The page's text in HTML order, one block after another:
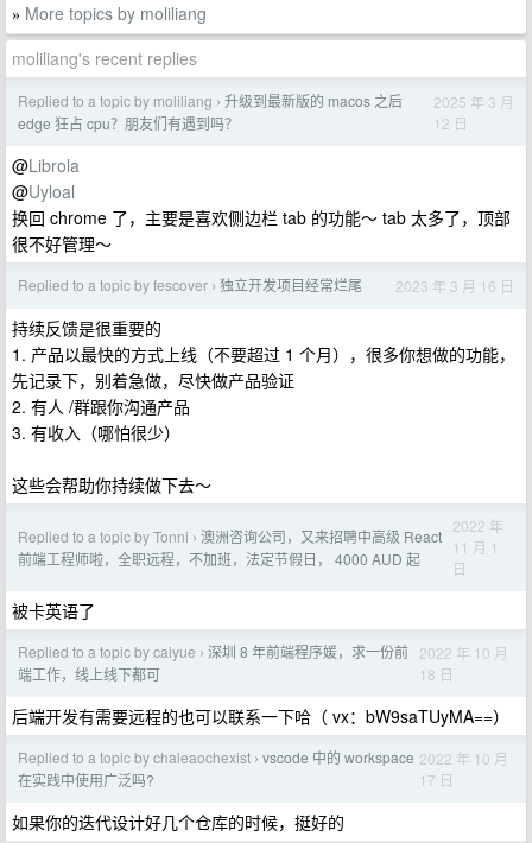
» More topics by moliliang
moliliang's recent replies
Replied to a topic by moliliang › 升级到最新版的 macos 之后
edge 狂占 cpu？朋友们有遇到吗？
2025 年 3 月
12 日
@Librola
@Uyloal
换回 chrome 了，主要是喜欢侧边栏 tab 的功能～ tab 太多了，顶部
很不好管理～
Replied to a topic by fescover › 独立开发项目经常烂尾 2023 年 3 月 16 日
持续反馈是很重要的
1. 产品以最快的方式上线（不要超过 1 个月），很多你想做的功能，
先记录下，别着急做，尽快做产品验证
2. 有人 /群跟你沟通产品
3. 有收入（哪怕很少）
这些会帮助你持续做下去～
Replied to a topic by Tonni › 澳洲咨询公司，又来招聘中高级 React
前端工程师啦，全职远程，不加班，法定节假日， 4000 AUD 起
2022 年
11 月 1
日
被卡英语了
Replied to a topic by caiyue › 深圳 8 年前端程序媛，求一份前
端工作，线上线下都可
2022 年 10 月
18 日
后端开发有需要远程的也可以联系一下哈（ vx：bW9saTUyMA==）
Replied to a topic by chaleaochexist › vscode 中的 workspace
在实践中使用广泛吗?
2022 年 10 月
17 日
如果你的迭代设计好几个仓库的时候，挺好的